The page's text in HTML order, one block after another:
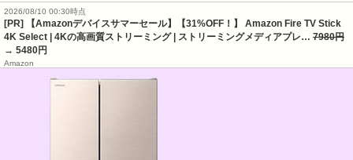
2026/08/10 00:30時点
[PR] 【Amazonデバイスサマーセール】【31%OFF！】 Amazon Fire TV Stick
4K Select | 4Kの高画質ストリーミング | ストリーミングメディアプレ… 7980円
→ 5480円
Amazon